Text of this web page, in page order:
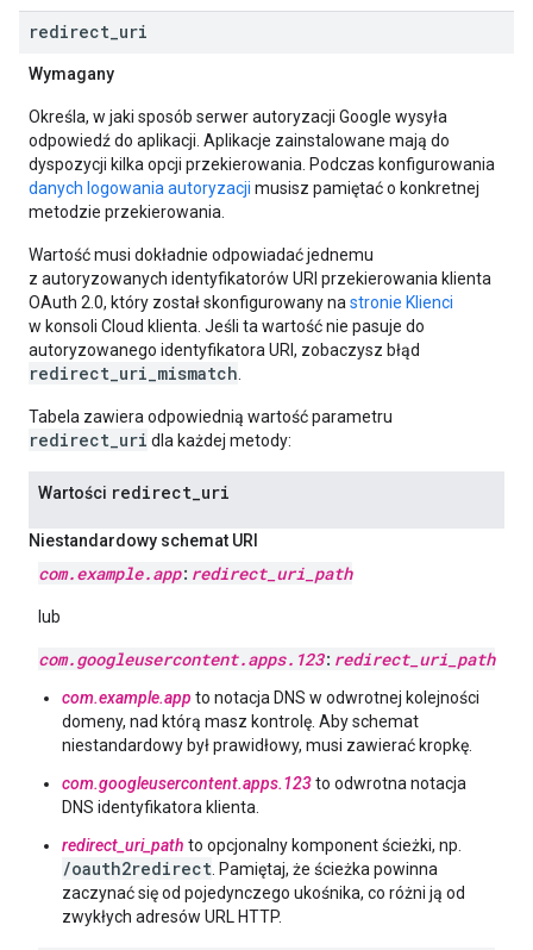
redirect uri
Wymagany
Określa, w jaki sposób serwer autoryzacji Google wysyła
odpowiedź do aplikacji. Aplikacje zainstalowane mają do
dyspozycji kilka opcji przekierowania. Podczas konfigurowania
danych logowania autoryzacji musisz pamiętać o konkretnej
metodzie przekierowania.
Wartość musi dokładnie odpowiadać jednemu
z autoryzowanych identyfikatorów URI przekierowania klienta
OAuth 2.0, który został skonfigurowany na stronie Klienci
w konsoli Cloud klienta. Jeśli ta wartość nie pasuje do
autoryzowanego identyfikatora URI, zobaczysz błąd
redirect_uri_mismatch
Tabela zawiera odpowiednią wartość parametru
redirect_uri dla każdej metody:
Wartości redirect uri
Niestandardowy schemat URI
com.example.app: redirect_ uri path
lub
com.googleusercontent.apps. 123: redirect_ uri path
com.example.app to notacja DNS w odwrotnej kolejności
domeny, nad którą masz kontrolę. Aby schemat
niestandardowy był prawidłowy, musi zawierać kropkę.
com.googleusercontent.apps.123to odwrotna notacja
DNS identyfikatora klienta.
redirect_uri_path to opcjonalny komponent ścieżki, np.
/oauth2redirect . Pamiętaj, że ścieżka powinna
zaczynać się od pojedynczego ukośnika, co różni ją od
zwykłych adresów URL HTTP.